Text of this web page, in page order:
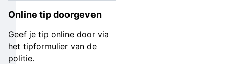
Online tip doorgeven
Geef je tip online door via
het tipformulier van de
politie.